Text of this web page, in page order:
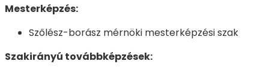
Mesterképzés:
Szőlész-borász mérnöki mesterképzési szak
Szakirányú továbbképzések: